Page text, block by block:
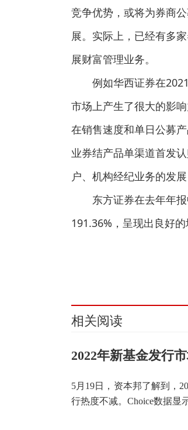
竞争优势，或将为券商
展。实际上，已经有多
展财富管理业务。
例如华西证券在
市场上产生了很大的影
在销售速度和单日公募
业券结产品单渠道首发
户、机构经纪业务的发
东方证券在去年年
191.36%，呈现出良好
相关阅读
2022年新基金发行
5月19日，资本邦了解到，
行热度不减。Choice数据显